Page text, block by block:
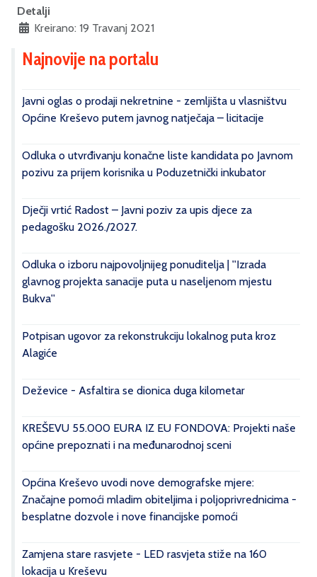
Detalji
Kreirano: 19 Travanj 2021
Najnovije na portalu
Javni oglas o prodaji nekretnine - zemljišta u vlasništvu
Općine Kreševo putem javnog natječaja – licitacije
Odluka o utvrđivanju konačne liste kandidata po Javnom
pozivu za prijem korisnika u Poduzetnički inkubator
Dječji vrtić Radost – Javni poziv za upis djece za
pedagošku 2026./2027.
Odluka o izboru najpovoljnijeg ponuditelja | ''Izrada
glavnog projekta sanacije puta u naseljenom mjestu
Bukva''
Potpisan ugovor za rekonstrukciju lokalnog puta kroz
Alagiće
Deževice - Asfaltira se dionica duga kilometar
KREŠEVU 55.000 EURA IZ EU FONDOVA: Projekti naše
općine prepoznati i na međunarodnoj sceni
Općina Kreševo uvodi nove demografske mjere:
Značajne pomoći mladim obiteljima i poljoprivrednicima -
besplatne dozvole i nove financijske pomoći
Zamjena stare rasvjete - LED rasvjeta stiže na 160
lokacija u Kreševu